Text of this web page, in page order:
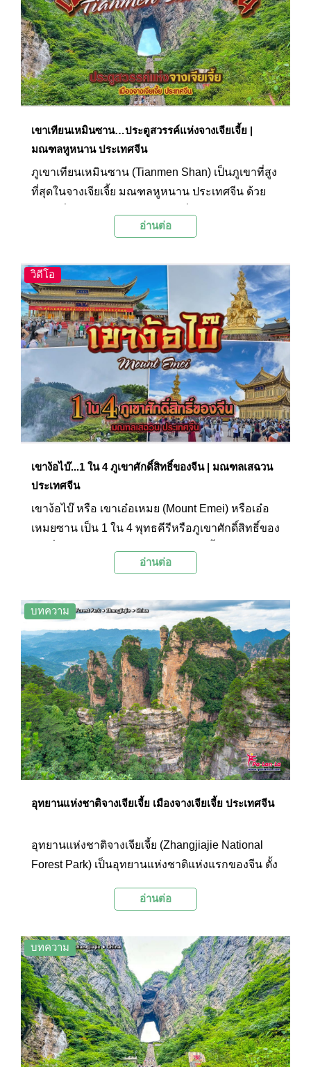
เขาเทียนเหมินซาน…ประตูสวรรค์แห่งจางเจียเจี้ย |
มณฑลหูหนาน ประเทศจีน
ภูเขาเทียนเหมินซาน (Tianmen Shan) เป็นภูเขาที่สูง
ที่สุดในจางเจียเจี้ย มณฑลหูหนาน ประเทศจีน ด้วย
"ประตูสวรรค์" บวกกับความสวยงามของธรรมชาติที่
ภูเขาที่สวยที่สุด 1 ใน 4 ของจีน และยังได้รับการขึ้น
ทะเบียนจากองค์การยูเนสโก (UNESCO) ให้เป็น
มรดกโลกในปีค.ศ. 1992 อีกด้วย
อ่านต่อ
วิดีโอ
เขาง้อไบ๊...1 ใน 4 ภูเขาศักดิ์สิทธิ์ของจีน | มณฑลเสฉวน
ประเทศจีน
เขาง้อไบ๊ หรือ เขาเอ๋อเหมย (Mount Emei) หรือเอ๋อ
เหมยซาน เป็น 1 ใน 4 พุทธคีรีหรือภูเขาศักดิ์สิทธิ์ของ
เป็นมรดกโลกทางวัฒนธรรมและธรรมชาติร่วมกับ
ของธรรมชาติระดับ 5A บวกกับวัฒนธรรมอัน
ยาวนาน และสถาปัตยกรรมอันงดงาม ทำให้เขาง้อ
ไบ๊เป็นจุดหมายปลายทางยอดนิยมสำหรับนักท่อง
เที่ยวที่ต้องการสัมผัสความอัศจรรย์ของธรรมชาติ
และวัฒนธรรมจีน
อ่านต่อ
บทความ
อุทยานแห่งชาติจางเจียเจี้ย เมืองจางเจียเจี้ย ประเทศจีน
อุทยานแห่งชาติจางเจียเจี้ย (Zhangjiajie National
Forest Park) เป็นอุทยานแห่งชาติแห่งแรกของจีน ตั้ง
สวรรค์บนดินแห่งนี้เผยให้เห็นถึงความมหัศจรรย์ของ
หินทรายที่สูงตระหง่านกับป่าไม้เขียวชอุ่ม จางเจียเจี้ย
จึงกลายเป็นแรงบันดาลใจให้กับภาพยนตร์เรื่อง
Avatar จนได้รับการขนานนามว่า "แพนโดร่าแห่ง
โลกมนุษย์"
อ่านต่อ
บทความ